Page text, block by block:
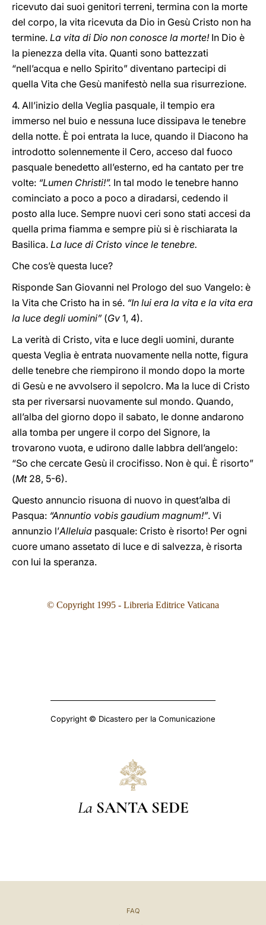
ricevuto dai suoi genitori terreni, termina con la morte
del corpo, la vita ricevuta da Dio in Gesù Cristo non ha
termine. La vita di Dio non conosce la morte!In Dio è
la pienezza della vita. Quanti sono battezzati
“nell’acqua e nello Spirito” diventano partecipi di
quella Vita che Gesù manifestò nella sua risurrezione.
4. All’inizio della Veglia pasquale, il tempio era
immerso nel buio e nessuna luce dissipava le tenebre
della notte. È poi entrata la luce, quando il Diacono ha
introdotto solennemente il Cero, acceso dal fuoco
pasquale benedetto all’esterno, ed ha cantato per tre
volte: “Lumen Christi!”. In tal modo le tenebre hanno
cominciato a poco a poco a diradarsi, cedendo il
posto alla luce. Sempre nuovi ceri sono stati accesi da
quella prima fiamma e sempre più si è rischiarata la
Basilica. La luce di Cristo vince le tenebre.
Che cos’è questa luce?
Risponde San Giovanni nel Prologo del suo Vangelo: è
la Vita che Cristo ha in sé. “In lui era la vita e la vita era
la luce degli uomini”(Gv 1, 4).
La verità di Cristo, vita e luce degli uomini, durante
questa Veglia è entrata nuovamente nella notte, figura
delle tenebre che riempirono il mondo dopo la morte
di Gesù e ne avvolsero il sepolcro. Ma la luce di Cristo
sta per riversarsi nuovamente sul mondo. Quando,
all’alba del giorno dopo il sabato, le donne andarono
alla tomba per ungere il corpo del Signore, la
trovarono vuota, e udirono dalle labbra dell’angelo:
“So che cercate Gesù il crocifisso. Non è qui. È risorto”
(Mt28, 5-6).
Questo annuncio risuona di nuovo in quest’alba di
Pasqua: “Annuntio vobis gaudium magnum!”. Vi
annunzio l’Alleluia pasquale: Cristo è risorto! Per ogni
cuore umano assetato di luce e di salvezza, è risorta
con lui la speranza.
© Copyright 1995 - Libreria Editrice Vaticana
Copyright © Dicastero per la Comunicazione
La SANTA SEDE
FAQ